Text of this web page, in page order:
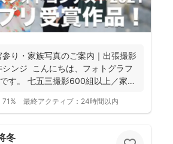
り・家族写真のご案内｜出張撮影
シンジ こんにちは、フォトグラフ
す。 七五三撮影600組以上／家
71% 最終アクティブ： 24時間以内
冬